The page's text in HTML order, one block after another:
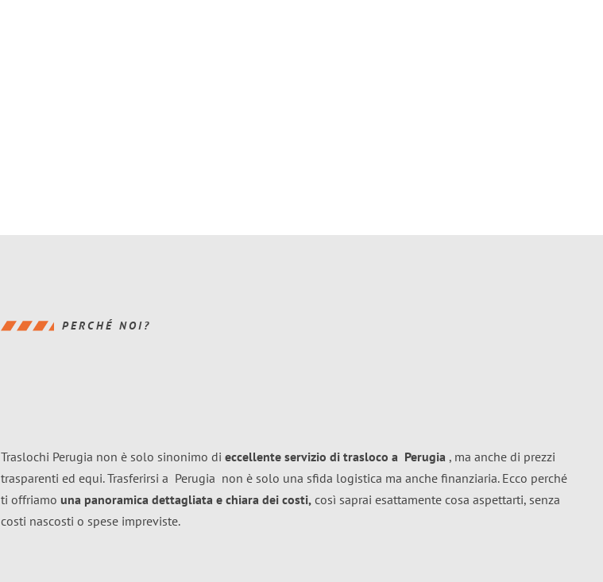
PERCHÉ NOI?
Traslochi Perugia non è solo sinonimo di eccellente servizio di trasloco a Perugia , ma anche di prezzi
trasparenti ed equi. Trasferirsi a Perugia non è solo una sfida logistica ma anche finanziaria. Ecco perché
ti offriamo una panoramica dettagliata e chiara dei costi, così saprai esattamente cosa aspettarti, senza
costi nascosti o spese impreviste.